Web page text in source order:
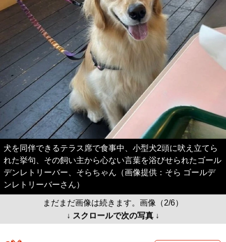
犬を同伴できるテラス席で食事中、小型犬2頭に吠え立てら
れた挙句、その飼い主から心ない言葉を浴びせられたゴール
デンレトリーバー、そらちゃん（画像提供：そら ゴールデ
ンレトリーバーさん）
まだまだ画像は続きます。画像（2/6）
↓ スクロールで次の写真 ↓